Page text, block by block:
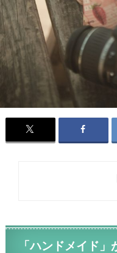
「ハンドメイド」